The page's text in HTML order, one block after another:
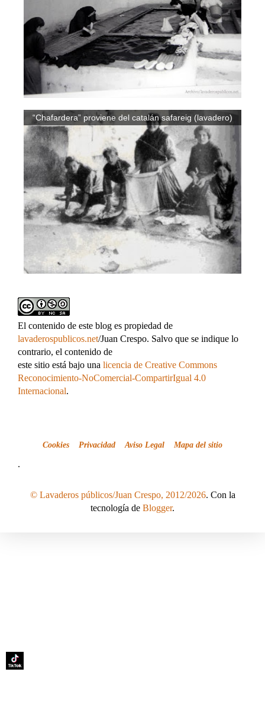
“Chafardera” proviene del catalán safareig (lavadero)
El contenido de este blog es propiedad de
lavaderospublicos.net/Juan Crespo. Salvo que se indique lo
contrario, el contenido de
este sitio está bajo una licencia de Creative Commons
Reconocimiento-NoComercial-CompartirIgual 4.0
Internacional.
Cookies Privacidad Aviso Legal Mapa del sitio
.
© Lavaderos públicos/Juan Crespo, 2012/2026. Con la
tecnología de Blogger.